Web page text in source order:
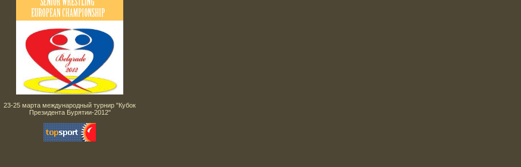
23-25 марта международный турнир "Кубок
Президента Бурятии-2012"